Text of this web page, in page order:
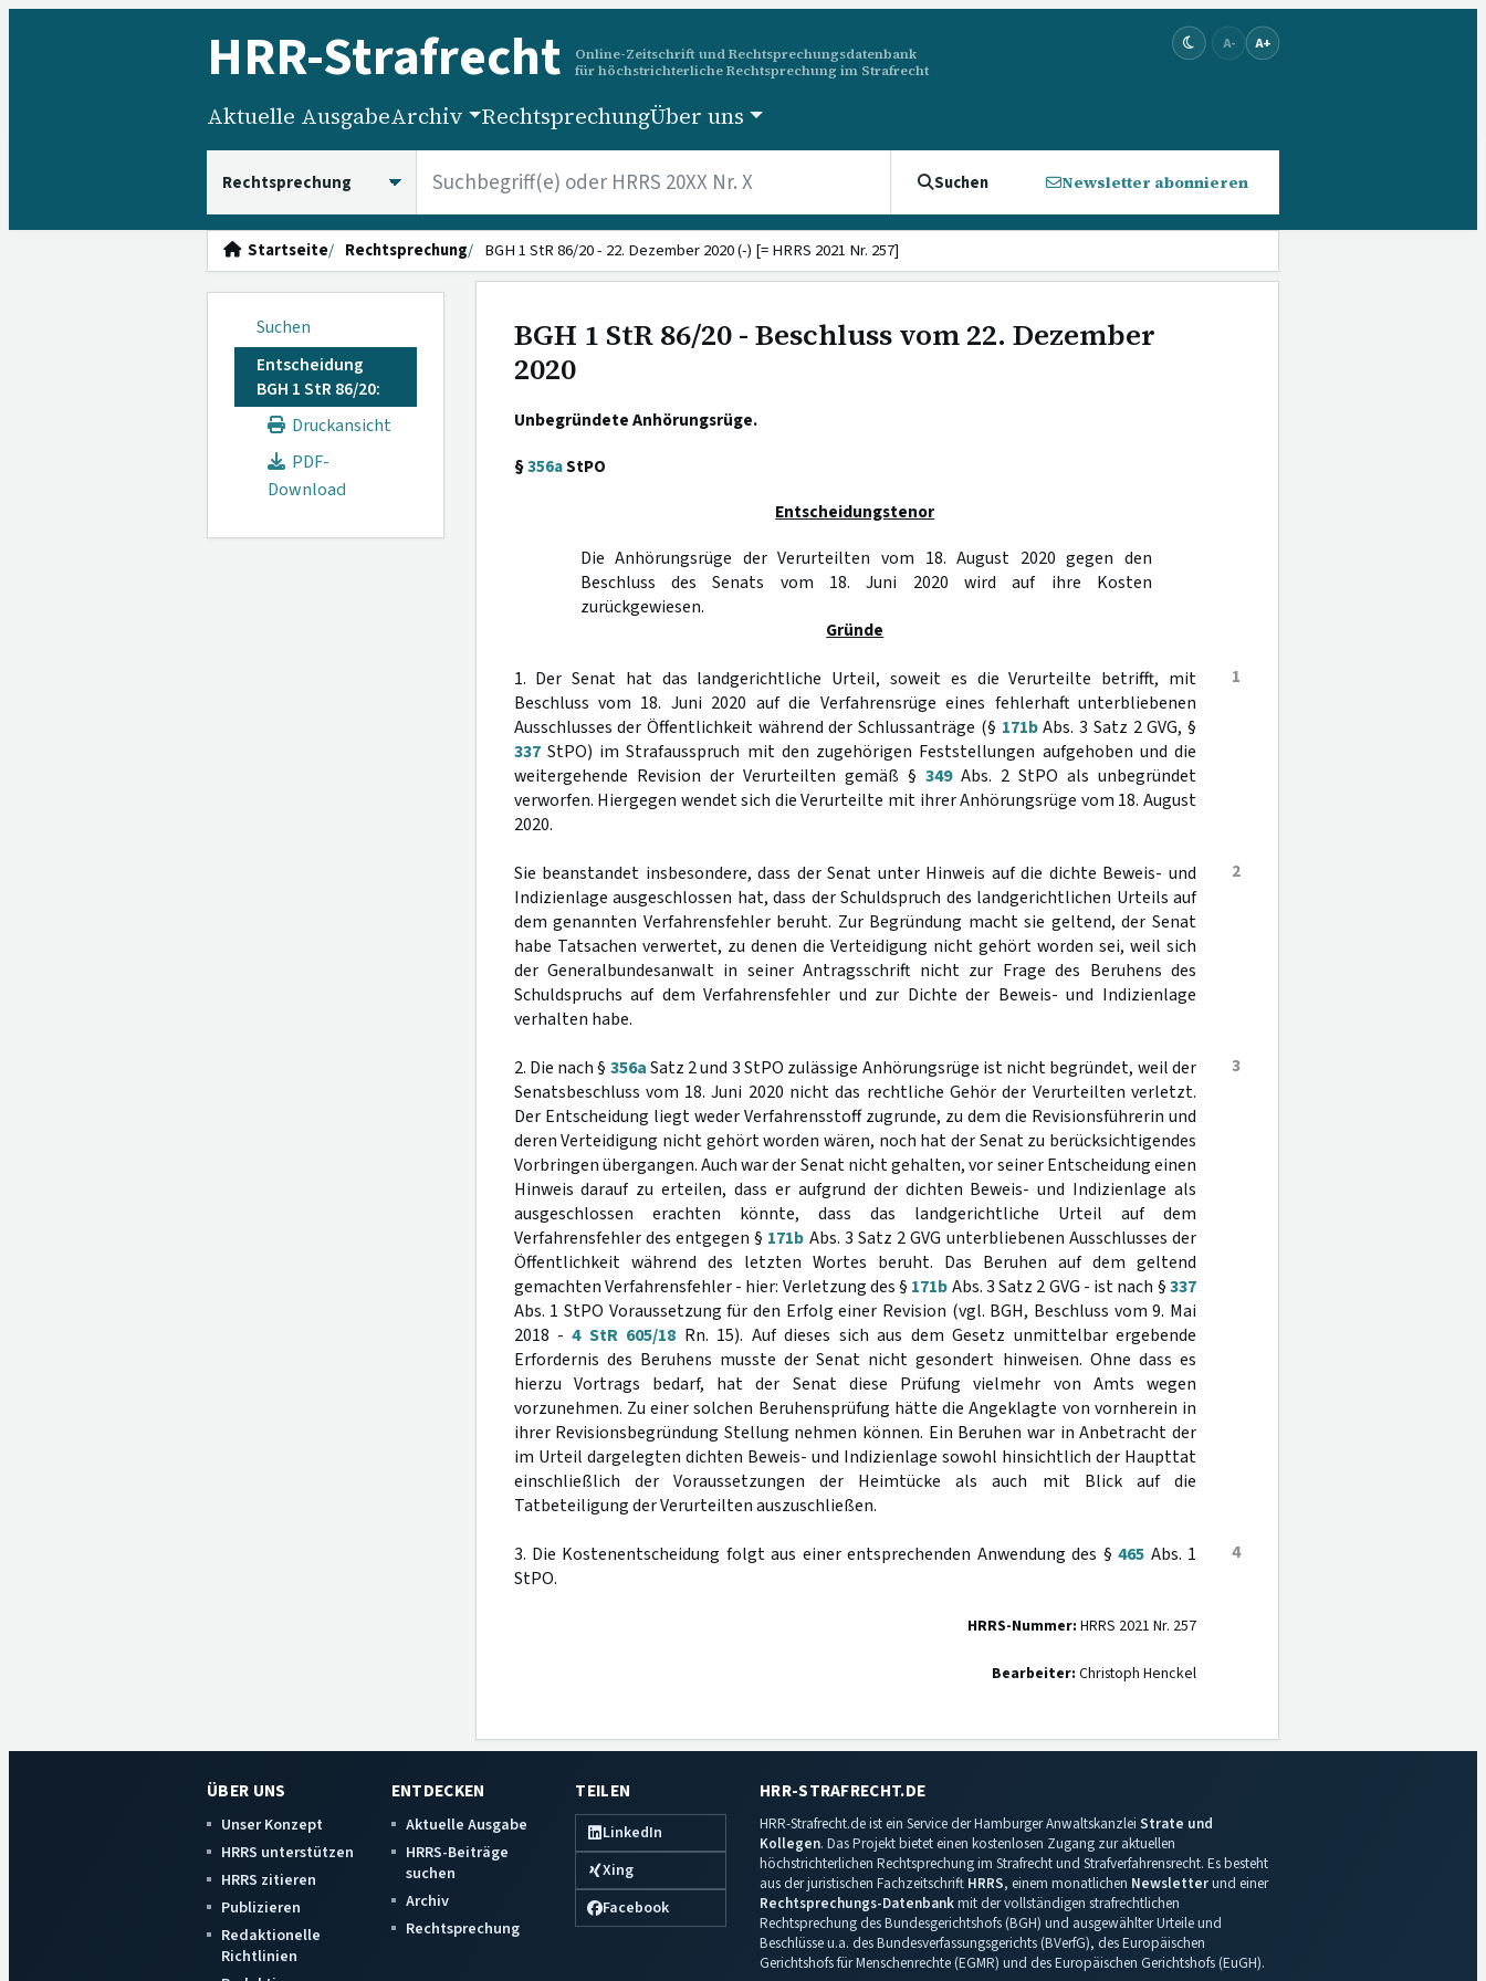
HRR-Strafrecht
Online-Zeitschrift und Rechtsprechungsdatenbank
für höchstrichterliche Rechtsprechung im Strafrecht
A- A+
Aktuelle AusgabeArchiv RechtsprechungÜber uns
Suchen Newsletter abonnieren
Startseite Rechtsprechung BGH 1 StR 86/20 - 22. Dezember 2020 (-) [= HRRS 2021 Nr. 257]
Suchen
Entscheidung
BGH 1 StR 86/20:
Druckansicht
PDF-
Download
BGH 1 StR 86/20 - Beschluss vom 22. Dezember
2020
Unbegründete Anhörungsrüge.
§356aStPO
Entscheidungstenor
Die Anhörungsrüge der Verurteilten vom 18. August 2020 gegen den
Beschluss des Senats vom 18. Juni 2020 wird auf ihre Kosten
zurückgewiesen.
Gründe
1
1. Der Senat hat das landgerichtliche Urteil, soweit es die Verurteilte betrifft, mit
Beschluss vom 18. Juni 2020 auf die Verfahrensrüge eines fehlerhaft unterbliebenen
Ausschlusses der Öffentlichkeit während der Schlussanträge (§ 171bAbs. 3 Satz 2 GVG, §
337StPO) im Strafausspruch mit den zugehörigen Feststellungen aufgehoben und die
weitergehende Revision der Verurteilten gemäß § 349Abs. 2 StPO als unbegründet
verworfen. Hiergegen wendet sich die Verurteilte mit ihrer Anhörungsrüge vom 18. August
2020.
2
Sie beanstandet insbesondere, dass der Senat unter Hinweis auf die dichte Beweis- und
Indizienlage ausgeschlossen hat, dass der Schuldspruch des landgerichtlichen Urteils auf
dem genannten Verfahrensfehler beruht. Zur Begründung macht sie geltend, der Senat
habe Tatsachen verwertet, zu denen die Verteidigung nicht gehört worden sei, weil sich
der Generalbundesanwalt in seiner Antragsschrift nicht zur Frage des Beruhens des
Schuldspruchs auf dem Verfahrensfehler und zur Dichte der Beweis- und Indizienlage
verhalten habe.
3
2. Die nach § 356aSatz 2 und 3 StPO zulässige Anhörungsrüge ist nicht begründet, weil der
Senatsbeschluss vom 18. Juni 2020 nicht das rechtliche Gehör der Verurteilten verletzt.
Der Entscheidung liegt weder Verfahrensstoff zugrunde, zu dem die Revisionsführerin und
deren Verteidigung nicht gehört worden wären, noch hat der Senat zu berücksichtigendes
Vorbringen übergangen. Auch war der Senat nicht gehalten, vor seiner Entscheidung einen
Hinweis darauf zu erteilen, dass er aufgrund der dichten Beweis- und Indizienlage als
ausgeschlossen erachten könnte, dass das landgerichtliche Urteil auf dem
Verfahrensfehler des entgegen § 171b Abs. 3 Satz 2 GVG unterbliebenen Ausschlusses der
Öffentlichkeit während des letzten Wortes beruht. Das Beruhen auf dem geltend
gemachten Verfahrensfehler - hier: Verletzung des § 171bAbs. 3 Satz 2 GVG - ist nach §337
Abs. 1 StPO Voraussetzung für den Erfolg einer Revision (vgl. BGH, Beschluss vom 9. Mai
2018 -4 StR 605/18 Rn. 15). Auf dieses sich aus dem Gesetz unmittelbar ergebende
Erfordernis des Beruhens musste der Senat nicht gesondert hinweisen. Ohne dass es
hierzu Vortrags bedarf, hat der Senat diese Prüfung vielmehr von Amts wegen
vorzunehmen. Zu einer solchen Beruhensprüfung hätte die Angeklagte von vornherein in
ihrer Revisionsbegründung Stellung nehmen können. Ein Beruhen war in Anbetracht der
im Urteil dargelegten dichten Beweis- und Indizienlage sowohl hinsichtlich der Haupttat
einschließlich der Voraussetzungen der Heimtücke als auch mit Blick auf die
Tatbeteiligung der Verurteilten auszuschließen.
4
3. Die Kostenentscheidung folgt aus einer entsprechenden Anwendung des §465 Abs. 1
StPO.
HRRS-Nummer: HRRS 2021 Nr. 257
Bearbeiter: Christoph Henckel
ÜBER UNS
Unser Konzept
HRRS unterstützen
HRRS zitieren
Publizieren
Redaktionelle
Richtlinien
ENTDECKEN
Aktuelle Ausgabe
HRRS-Beiträge
suchen
Archiv
Rechtsprechung
TEILEN
LinkedIn
Xing
Facebook
HRR-STRAFRECHT.DE
HRR-Strafrecht.de ist ein Service der Hamburger Anwaltskanzlei Strate und
Kollegen. Das Projekt bietet einen kostenlosen Zugang zur aktuellen
höchstrichterlichen Rechtsprechung im Strafrecht und Strafverfahrensrecht. Es besteht
aus der juristischen Fachzeitschrift HRRS, einem monatlichen Newsletterund einer
Rechtsprechungs-Datenbankmit der vollständigen strafrechtlichen
Rechtsprechung des Bundesgerichtshofs (BGH) und ausgewählter Urteile und
Beschlüsse u.a. des Bundesverfassungsgerichts (BVerfG), des Europäischen
Gerichtshofs für Menschenrechte (EGMR) und des Europäischen Gerichtshofs (EuGH).